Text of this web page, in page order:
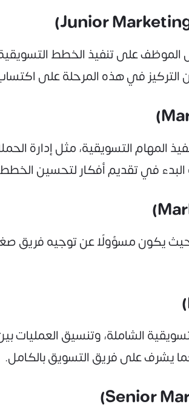
على تنفيذ الخطط
التركيز في هذه المرحلة على
التسويقية، مثل إدارة
البدء في تقديم أفكار لتحسين
يكون مسؤولًا عن توجيه فريق
الشاملة، وتنسيق العمليات
يشرف على فريق التسويق بالكامل.